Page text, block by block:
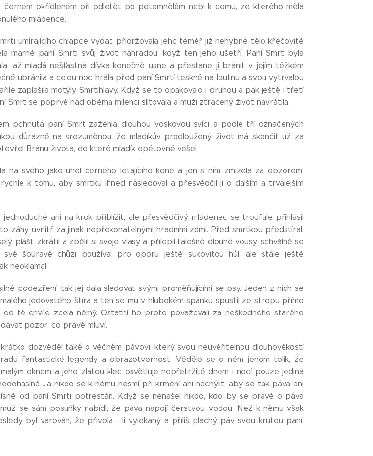
černém okřídleném oři odletět po potemnělém nebi k domu, ze kterého měla
mládence.
umírajícího chlapce vydat, přidržovala jeho téměř již nehybné tělo křečovitě
marně paní Smrti svůj život náhradou, když ten jeho ušetří. Paní Smrt byla
až mladá nešťastná dívka konečně usne a přestane ji bránit v jejím těžkém
ubránila a celou noc hrála před paní Smrtí teskně na loutnu a svou vytrvalou
zaplašila motýly Smrtihlavy. Když se to opakovalo i druhou a pak ještě i třetí
Smrt se poprvé nad oběma milenci slitovala a muži ztracený život navrátila.
pohnutá paní Smrt zažehla dlouhou voskovou svíci a podle tří označených
důrazně na srozuměnou, že mladíkův prodloužený život má skončit už za
Bránu života, do které mladík opětovně vešel.
na svého jako uhel černého létajícího koně a jen s ním zmizela za obzorem,
k tomu, aby smrtku ihned následoval a přesvědčil ji o dalším a trvalejším
ani na krok přiblížit, ale přesvědčivý mládenec se troufale přihlásil
záhy uvnitř za jinak nepřekonatelnými hradními zdmi. Před smrtkou předstíral,
plášť, zkrátil a zbělil si svoje vlasy a přilepil falešné dlouhé vousy, schválně se
šouravé chůzi používal pro oporu ještě sukovitou hůl, ale stále ještě
neoklamal.
podezření, tak jej dala sledovat svými proměňujícími se psy. Jeden z nich se
jedovatého štíra a ten se mu v hlubokém spánku spustil ze stropu přímo
té chvíle zcela němý. Ostatní ho proto považovali za neškodného starého
pozor, co právě mluví.
dozvěděl také o věčném pávovi, který svou neuvěřitelnou dlouhověkostí
fantastické legendy a obrazotvornost. Vědělo se o něm jenom tolik, že
oknem a jeho zlatou klec osvětluje nepřetržitě dnem i nocí pouze jediná
...a nikdo se k němu nesmí při krmení ani nachýlit, aby se tak páva ani
od paní Smrti potrestán. Když se nenašel nikdo, kdo by se právě o páva
se sám posuňky nabídl, že páva napojí čerstvou vodou. Než k němu však
byl varován, že přivolá - li vylekaný a příliš plachý páv svou krutou paní,